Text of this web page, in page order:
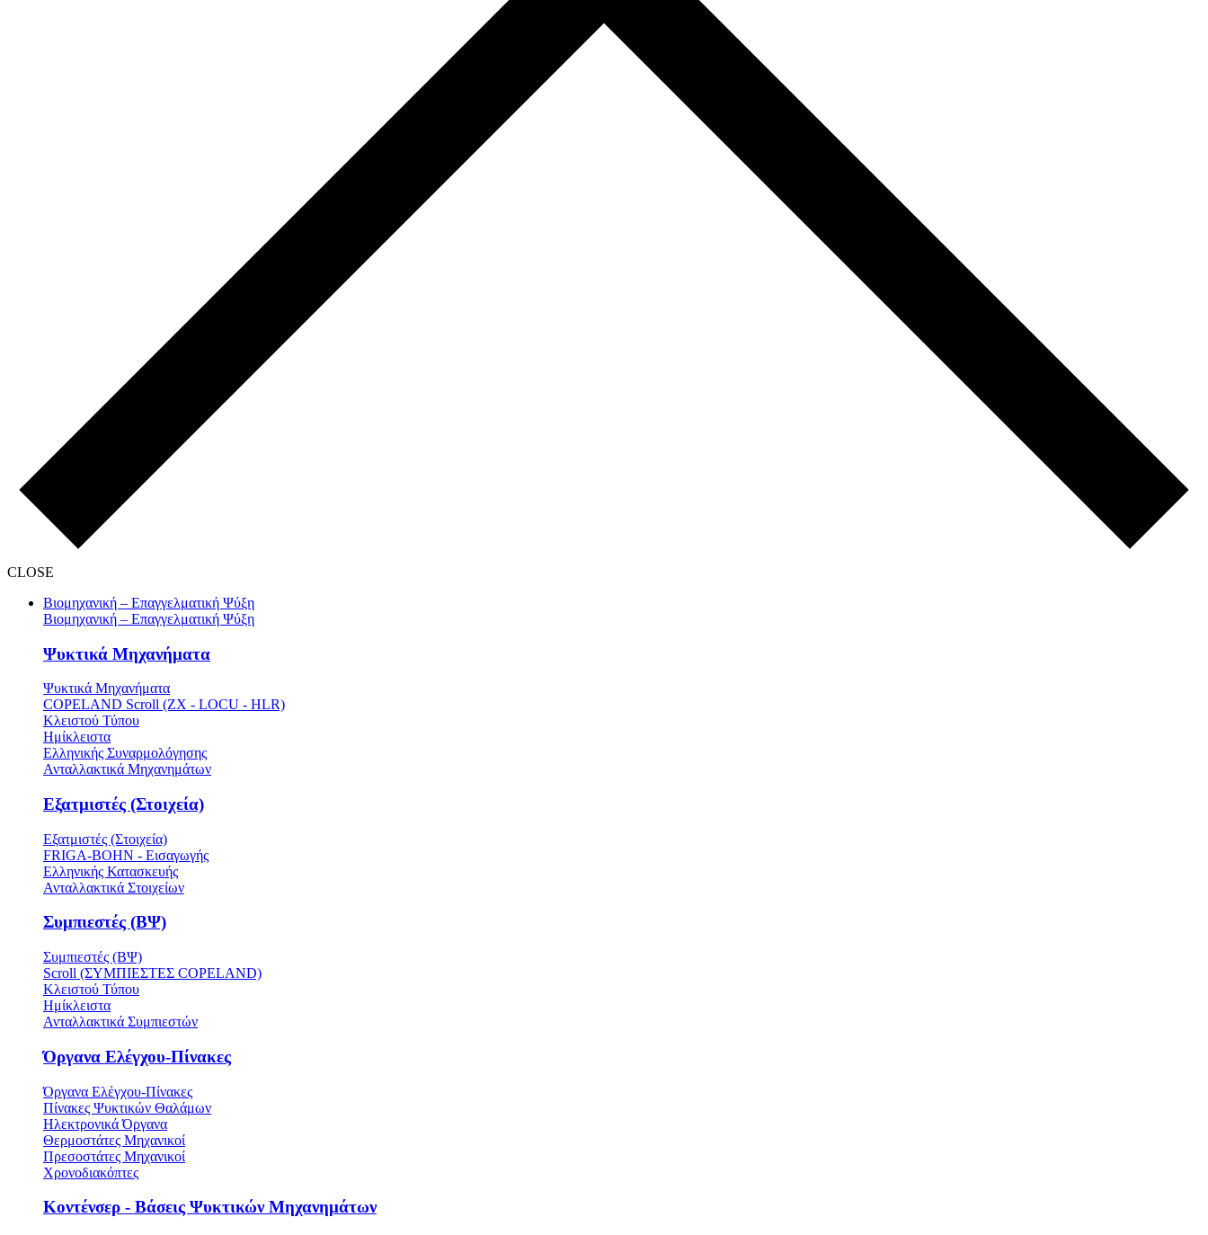
CLOSE
Βιομηχανική – Επαγγελματική Ψύξη
Βιομηχανική – Επαγγελματική Ψύξη
Ψυκτικά Μηχανήματα
Ψυκτικά Μηχανήματα
COPELAND Scroll (ZX - LOCU - HLR)
Κλειστού Τύπου
Ημίκλειστα
Ελληνικής Συναρμολόγησης
Ανταλλακτικά Μηχανημάτων
Εξατμιστές (Στοιχεία)
Εξατμιστές (Στοιχεία)
FRIGA-BOHN - Εισαγωγής
Ελληνικής Κατασκευής
Ανταλλακτικά Στοιχείων
Συμπιεστές (ΒΨ)
Συμπιεστές (ΒΨ)
Scroll (ΣΥΜΠΙΕΣΤΕΣ COPELAND)
Κλειστού Τύπου
Ημίκλειστα
Ανταλλακτικά Συμπιεστών
Όργανα Ελέγχου-Πίνακες
Όργανα Ελέγχου-Πίνακες
Πίνακες Ψυκτικών Θαλάμων
Ηλεκτρονικά Όργανα
Θερμοστάτες Μηχανικοί
Πρεσοστάτες Μηχανικοί
Χρονοδιακόπτες
Κοντένσερ - Βάσεις Ψυκτικών Μηχανημάτων